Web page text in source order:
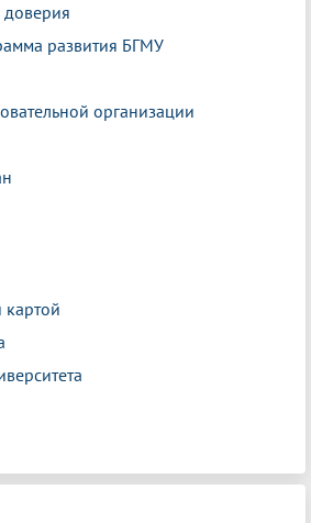
развития БГМУ
организации
картой